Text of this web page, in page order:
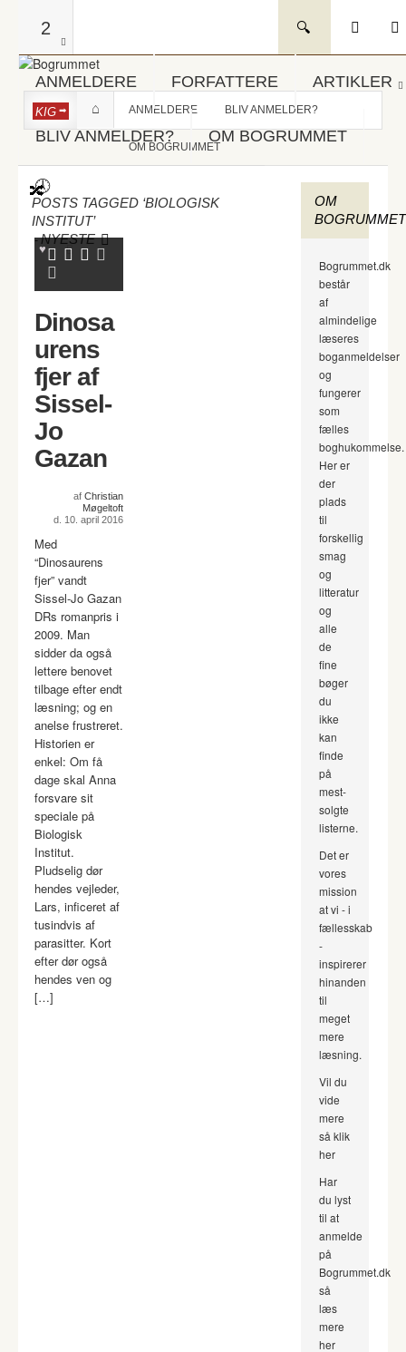
2
ANMELDERE FORFATTERE ARTIKLER
BLIV ANMELDER? OM BOGRUMMET
KIG ANMELDERE BLIV ANMELDER?
OM BOGRUMMET
POSTS TAGGED ‘BIOLOGISK
INSTITUT’
-NYESTE
Dinosa
urens
fjer af
Sissel-
Jo
Gazan
af Christian
Møgeltoft
d. 10. april 2016
Med
“Dinosaurens
fjer” vandt
Sissel-Jo Gazan
DRs romanpris i
2009. Man
sidder da også
lettere benovet
tilbage efter endt
læsning; og en
anelse frustreret.
Historien er
enkel: Om få
dage skal Anna
forsvare sit
speciale på
Biologisk
Institut.
Pludselig dør
hendes vejleder,
Lars, inficeret af
tusindvis af
parasitter. Kort
efter dør også
hendes ven og
[…]
OM
BOGRUMMET
Bogrummet.dk
består
af
almindelige
læseres
boganmeldelser
og
fungerer
som
fælles
boghukommelse.
Her er
der
plads
til
forskellig
smag
og
litteratur
og
alle
de
fine
bøger
du
ikke
kan
finde
på
mest-
solgte
listerne.
Det er
vores
mission
at vi - i
fællesskab
-
inspirerer
hinanden
til
meget
mere
læsning.
Vil du
vide
mere
så klik
her
Har
du lyst
til at
anmelde
på
Bogrummet.dk
så
læs
mere
her